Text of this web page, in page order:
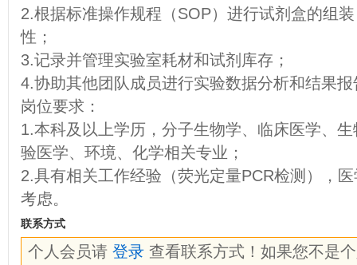
2.根据标准操作规程（SOP）进行试剂盒的组
性；
3.记录并管理实验室耗材和试剂库存；
4.协助其他团队成员进行实验数据分析和结果
岗位要求：
1.本科及以上学历，分子生物学、临床医学、
验医学、环境、化学相关专业；
2.具有相关工作经验（荧光定量PCR检测），
考虑。
联系方式
个人会员请 登录 查看联系方式！如果您不是